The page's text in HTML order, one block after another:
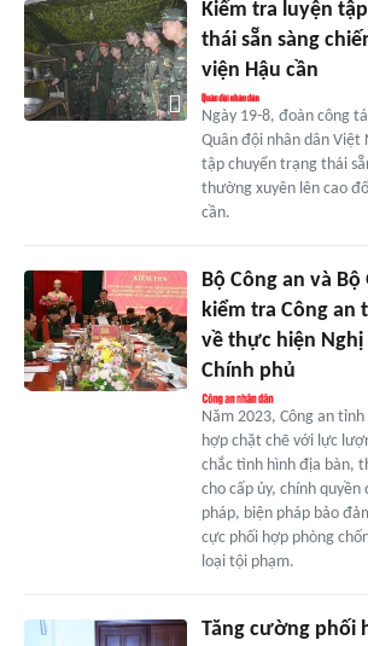
Kiểm tra luyện
thái sẵn sàng
viện Hậu cần
Ngày 19-8, đoàn công
Quân đội nhân dân Việt
tập chuyển trạng thái
thường xuyên lên cao
cần.
Bộ Công an và
kiểm tra Công an
về thực hiện Nghị
Chính phủ
Năm 2023, Công an
hợp chặt chẽ với lực
chắc tình hình địa bàn,
cho cấp ủy, chính
pháp, biện pháp bảo
cực phối hợp phòng
loại tội phạm.
Tăng cường phối